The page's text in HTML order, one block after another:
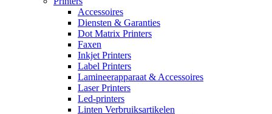
Accessoires
Diensten & Garanties
Dot Matrix Printers
Faxen
Inkjet Printers
Label Printers
Lamineerapparaat & Accessoires
Laser Printers
Led-printers
Linten Verbruiksartikelen